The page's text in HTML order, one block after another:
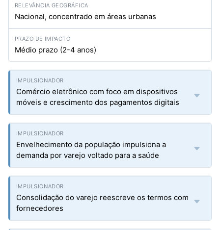
Nacional, concentrado em áreas urbanas
Médio prazo (2-4 anos)
Comércio eletrônico com foco em dispositivos
móveis e crescimento dos pagamentos digitais
Envelhecimento da população impulsiona a
demanda por varejo voltado para a saúde
Consolidação do varejo reescreve os termos com
fornecedores